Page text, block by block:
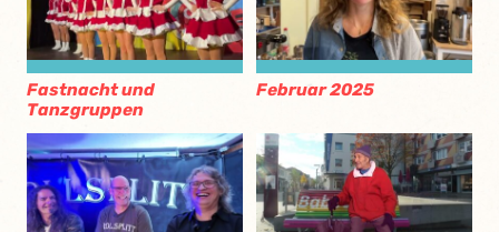
Fastnacht und
Tanzgruppen
Februar 2025